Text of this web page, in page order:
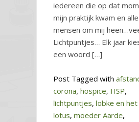
iedereen die op dat
mijn praktijk kwam en
mensen om mij
Lichtpuntjes… Elk jaar
een woord […]
Post Tagged with
corona, hospice, HSP,
lichtpuntjes, lobke en
lotus, moeder Aarde,